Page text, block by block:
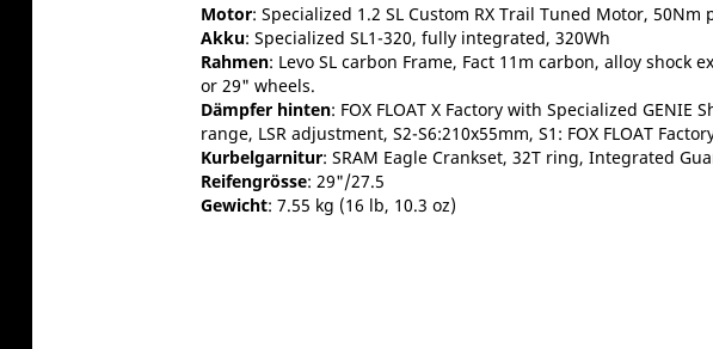
Motor: Specialized 1.2 SL Custom RX Trail Tuned Motor, 50Nm
Akku: Specialized SL1-320, fully integrated, 320Wh
Rahmen: Levo SL carbon Frame, Fact 11m carbon, alloy
or 29" wheels.
Dämpfer hinten: FOX FLOAT X Factory with Specialized
range, LSR adjustment, S2-S6:210x55mm, S1: FOX FLOAT
Kurbelgarnitur: SRAM Eagle Crankset, 32T ring, Integrated
Reifengrösse: 29"/27.5
Gewicht: 7.55 kg (16 lb, 10.3 oz)